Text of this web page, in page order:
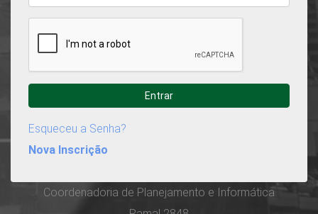
Esqueceu a Senha?
Nova Inscrição
Coordenadoria de Planejamento e Informática